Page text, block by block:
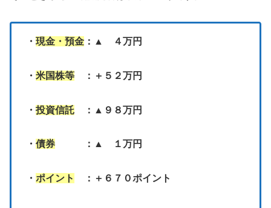
・ 現金・預金 ：▲ ４万円
・ 米国株等 ：＋５２万円
・ 投資信託 ：▲９８万円
・ 債券 ：▲ １万円
・ ポイント ：＋６７０ポイント